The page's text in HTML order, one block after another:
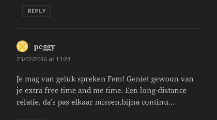
REPLY
peggy
23/02/2016 at 13:24
Je mag van geluk spreken Fem! Geniet gewoon van
je extra free time and me time. Een long-distance
relatie, da’s pas elkaar missen,bijna continu…